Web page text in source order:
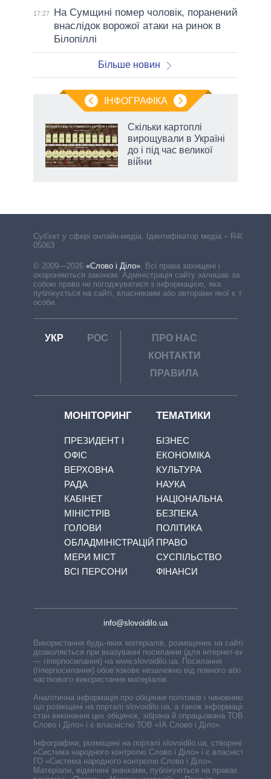
17:27
На Сумщині помер чоловік, поранений
внаслідок ворожої атаки на ринок в
Білопіллі
Більше новин
ІНФОГРАФІКА
Скільки картоплі
вирощували в Україні
до і під час великої
війни
Cуб'єкт у сфері онлайн-медіа. Ідентифікатор медіа – R40-
05063
© 2009—2026 «Слово і Діло»
Всі права захищені і
охороняються законом. Адміністрація сайту залишає за
собою право не погоджуватися з інформацією, яка
публікується на сайті, власниками або авторами якої є треті
особи.
УКР РОС
ПРО НАС
КОНТАКТИ
ПРАВИЛА
МОНІТОРИНГ
ПРЕЗИДЕНТ І
ОФІС
ВЕРХОВНА
РАДА
КАБІНЕТ
МІНІСТРІВ
ГОЛОВИ
ОБЛАДМІНІСТРАЦІЙ
МЕРИ МІСТ
ВСІ ПЕРСОНИ
ТЕМАТИКИ
БІЗНЕС
ЕКОНОМІКА
КУЛЬТУРА
НАУКА
НАЦІОНАЛЬНА
БЕЗПЕКА
ПОЛІТИКА
ПРАВО
СУСПІЛЬСТВО
ФІНАНСИ
info@slovoidilo.ua
Використання будь-яких матеріалів, розміщених на сайті,
дозволяється при вказуванні посилання (для інтернет-видань
— гіперпосилання) на www.slovoidilo.ua. Посилання
(гіперпосилання) обов’язкове незалежно від повного або
часткового використання матеріалів.
Аналітична інформація про обіцянки політиків і чиновників,
що розміщені на порталі slovoidilo.ua, а також інформація про
стан виконання цих обіцянок, зібрана й опрацьована ТОВ «ІА
Слово і Діло» і є власністю ТОВ «ІА Слово і Діло».
Інфографіки, розміщені на порталі slovoidilo.ua, створені ГО
«Система народного контролю Слово і Діло» і є власністю
ГО «Система народного контролю Слово і Діло».
Матеріали, відмічені значками, публікуються на правах